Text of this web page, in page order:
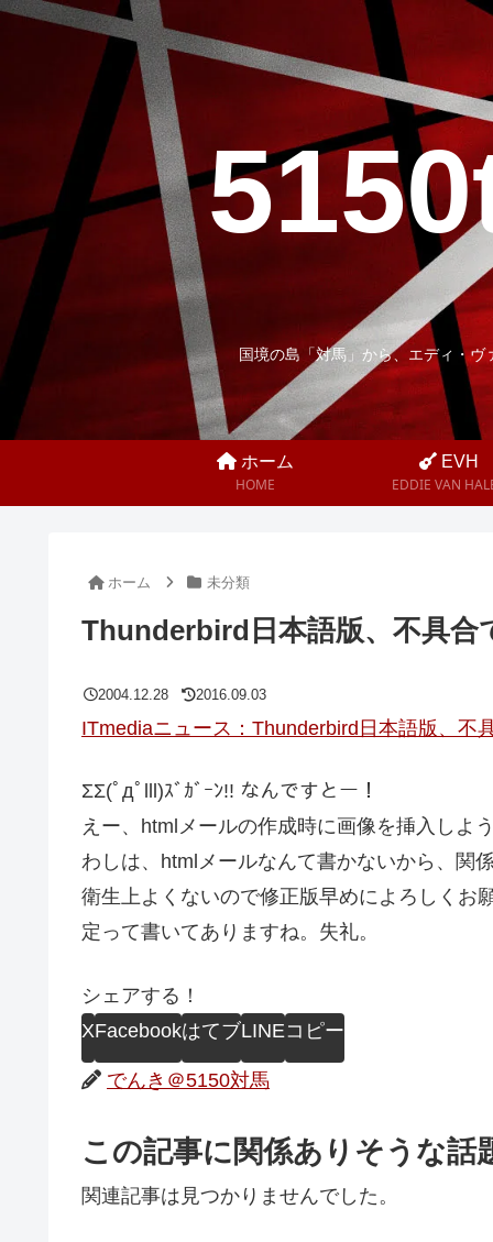
国境の島「対馬」から、エディ・
ホーム
HOME
EVH
EDDIE VAN
ホーム 未分類
Thunderbird日本語版、不具合
2004.12.28 2016.09.03
ITmediaニュース：Thunderbird日本語版、不
ΣΣ(ﾟдﾟlll)ｽﾞｶﾞｰﾝ!! なんですとー！
えー、htmlメールの作成時に画像を挿入しよ
わしは、htmlメールなんて書かないから、関
衛生上よくないので修正版早めによろしくお
定って書いてありますね。失礼。
シェアする！
XFacebookはてブLINEコピー
でんき＠5150対馬
この記事に関係ありそうな話
関連記事は見つかりませんでした。